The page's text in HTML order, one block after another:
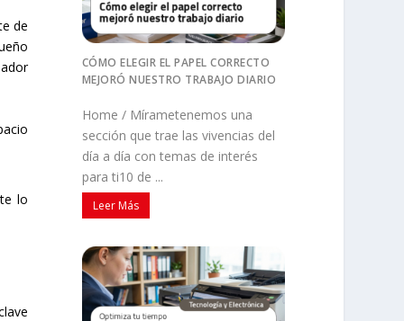
de
lo
CÓMO ELEGIR EL PAPEL CORRECTO
MEJORÓ NUESTRO TRABAJO DIARIO
Home / Mírametenemos una
sección que trae las vivencias del
día a día con temas de interés
para ti10 de ...
Leer Más